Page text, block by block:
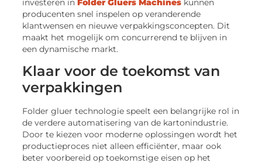
investeren inFolder Gluers Machines kunnen
producenten snel inspelen op veranderende
klantwensen en nieuwe verpakkingsconcepten. Dit
maakt het mogelijk om concurrerend te blijven in
een dynamische markt.
Klaar voor de toekomst van
verpakkingen
Folder gluer technologie speelt een belangrijke rol in
de verdere automatisering van de kartonindustrie.
Door te kiezen voor moderne oplossingen wordt het
productieproces niet alleen efficiënter, maar ook
beter voorbereid op toekomstige eisen op het